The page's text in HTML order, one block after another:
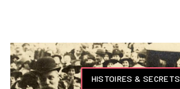
HISTOIRES & SECRETS